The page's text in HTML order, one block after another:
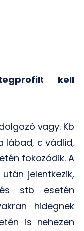
kell
vagy. Kb
lábad, a vádlid,
fokozódik. A
jelentkezik,
stb esetén
hidegnek
is nehezen